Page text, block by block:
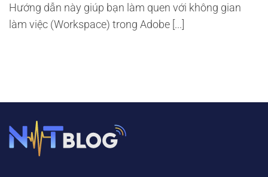
Hướng dẫn này giúp bạn làm quen với không gian
làm việc (Workspace) trong Adobe [...]